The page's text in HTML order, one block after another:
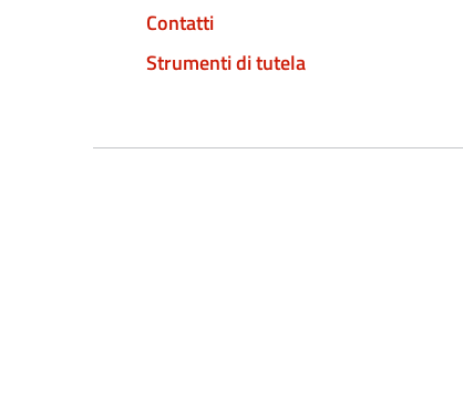
Contatti
Strumenti di tutela